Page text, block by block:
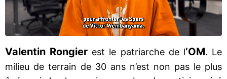
Valentin Rongier est le patriarche de l’OM. Le
milieu de terrain de 30 ans n’est non pas le plus